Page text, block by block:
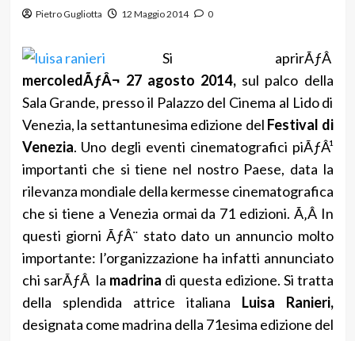
Pietro Gugliotta 12 Maggio 2014 0
Si aprirÃƒÂ
mercoledÃƒÂ¬ 27 agosto 2014,sul palco della
Sala Grande, presso il Palazzo del Cinema al Lido di
Venezia, la settantunesima edizione del Festival di
Venezia. Uno degli eventi cinematografici piÃƒÂ¹
importanti che si tiene nel nostro Paese, data la
rilevanza mondiale della kermesse cinematografica
che si tiene a Venezia ormai da 71 edizioni. Ã‚Â In
questi giorni ÃƒÂ¨ stato dato un annuncio molto
importante: l’organizzazione ha infatti annunciato
chi sarÃƒÂ la madrina di questa edizione. Si tratta
della splendida attrice italiana Luisa Ranieri,
designata come madrina della 71esima edizione del